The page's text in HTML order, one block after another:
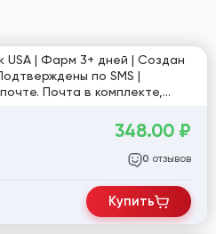
USA | Фарм 3+ дней | Создан
по SMS |
Почта в комплекте,
заполнен | 1-5 фото |
348.00 ₽
0 отзывов
Купить